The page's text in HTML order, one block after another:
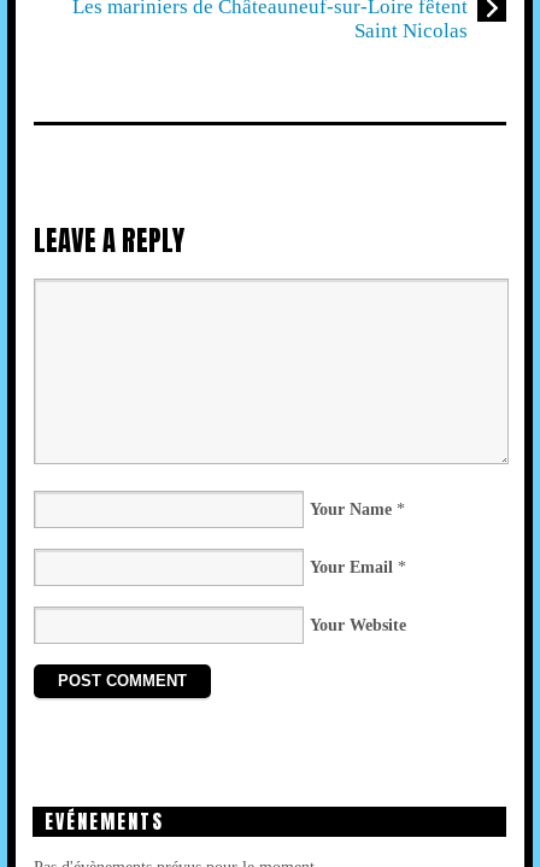
Fabrication d’une voile carrée traditionnelle
Les mariniers de Châteauneuf-sur-Loire fêtent
LEAVE A REPLY
Your Email *